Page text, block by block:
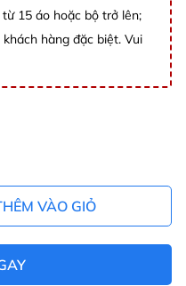
15 áo hoặc bộ trở lên;
hàng đặc biệt. Vui
VÀO GIỎ